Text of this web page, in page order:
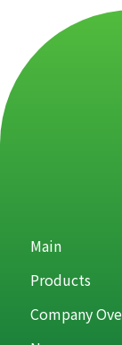
Main
Products
Company